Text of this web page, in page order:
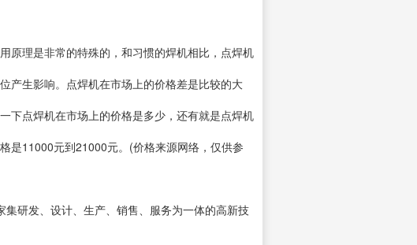
理是非常的特殊的，和习惯的焊机相比，点焊机
产生影响。点焊机在市场上的价格差是比较的大
下点焊机在市场上的价格是多少，还有就是点焊机
元到21000元。(价格来源网络，仅供参
研发、设计、生产、销售、服务为一体的高新技